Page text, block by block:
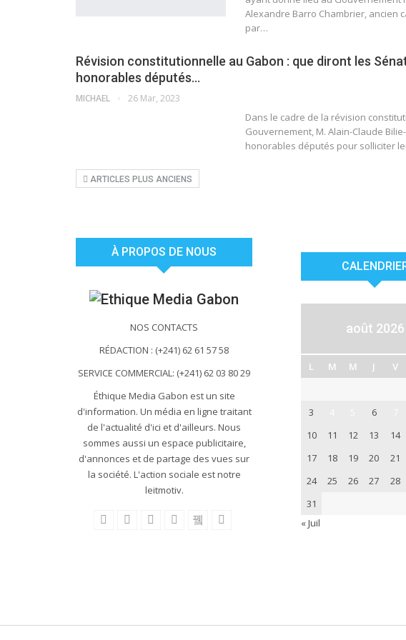
Alexandre Barro Chambrier, ancien
par…
Révision constitutionnelle au Gabon : que diront les
honorables députés…
MICHAEL 26 Mar, 2023
Dans le cadre de la révision
Gouvernement, M. Alain-Claude
honorables députés pour solliciter
ARTICLES PLUS ANCIENS
À PROPOS DE NOUS
NOS CONTACTS
RÉDACTION : (+241) 62 61 57 58
SERVICE COMMERCIAL: (+241) 62 03 80 29
Éthique Media Gabon est un site
d'information. Un média en ligne traitant
de l'actualité d'ici et d'ailleurs. Nous
sommes aussi un espace publicitaire,
d'annonces et de partage des vues sur
la société. L'action sociale est notre
leitmotiv.
août 2026
L M M J V
3
6
10
11 12 13 14
17
18 19 20 21
24
25 26 27 28
31
« Juil